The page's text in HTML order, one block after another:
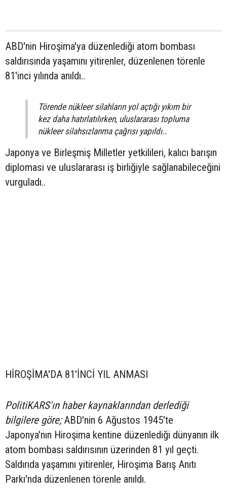
ABD'nin Hiroşima'ya düzenlediği atom bombası
saldırısında yaşamını yitirenler, düzenlenen törenle
81'inci yılında anıldı..
Törende nükleer silahların yol açtığı yıkım bir
kez daha hatırlatılırken, uluslararası topluma
nükleer silahsızlanma çağrısı yapıldı..
Japonya ve Birleşmiş Milletler yetkilileri, kalıcı barışın
diplomasi ve uluslararası iş birliğiyle sağlanabileceğini
vurguladı..
HİROŞİMA'DA 81'İNCİ YIL ANMASI
PolitiKARS'ın haber kaynaklarından derlediği
bilgilere göre;ABD'nin 6 Ağustos 1945'te
Japonya'nın Hiroşima kentine düzenlediği dünyanın ilk
atom bombası saldırısının üzerinden 81 yıl geçti.
Saldırıda yaşamını yitirenler, Hiroşima Barış Anıtı
Parkı'nda düzenlenen törenle anıldı.